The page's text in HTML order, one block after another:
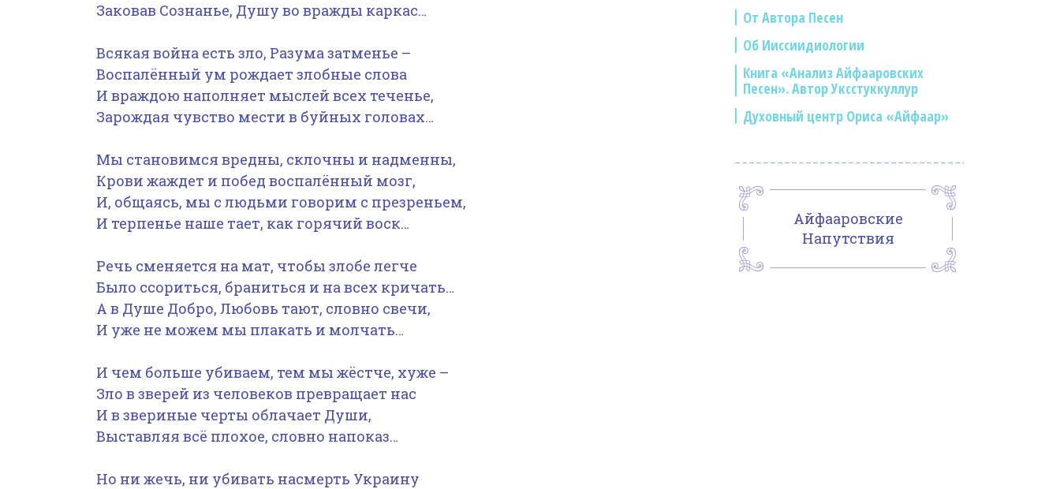
Заковав Сознанье, Душу во вражды каркас…
Всякая война есть зло, Разума затменье –
Воспалённый ум рождает злобные слова
И враждою наполняет мыслей всех теченье,
Зарождая чувство мести в буйных головах…
Мы становимся вредны, склочны и надменны,
Крови жаждет и побед воспалённый мозг,
И, общаясь, мы с людьми говорим с презреньем,
И терпенье наше тает, как горячий воск…
Речь сменяется на мат, чтобы злобе легче
Было ссориться, браниться и на всех кричать…
А в Душе Добро, Любовь тают, словно свечи,
И уже не можем мы плакать и молчать…
И чем больше убиваем, тем мы жёстче, хуже –
Зло в зверей из человеков превращает нас
И в звериные черты облачает Души,
Выставляя всё плохое, словно напоказ…
Но ни жечь, ни убивать насмерть Украину
От Автора Песен
Об Ииссиидиологии
Книга «Анализ Айфааровских
Песен». Автор Уксстуккуллур
Духовный центр Ориса «Айфаар»
Айфааровские
Напутствия